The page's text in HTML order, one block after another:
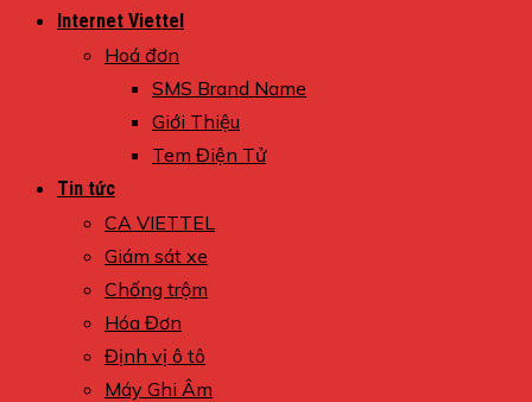
Internet Viettel
Hoá đơn
SMS Brand Name
Giới Thiệu
Tem Điện Tử
Tin tức
CA VIETTEL
Giám sát xe
Chống trộm
Hóa Đơn
Định vị ô tô
Máy Ghi Âm